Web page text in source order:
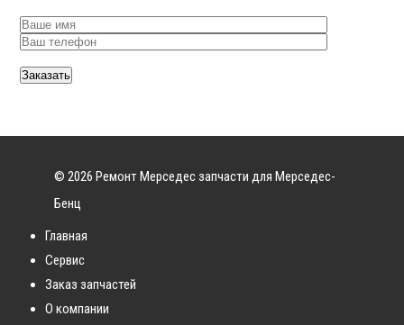
© 2026 Ремонт Мерседес запчасти для Мерседес-
Бенц
Главная
Сервис
Заказ запчастей
О компании